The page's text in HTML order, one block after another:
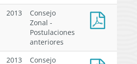
la
Elecciones
de
de
los
XV-
II
2013
Consejo
Zonal -
Postulaciones
anteriores
2013
Consejo